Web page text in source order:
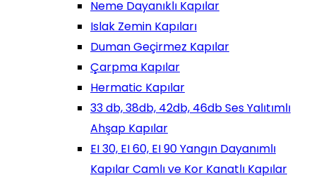
Neme Dayanıklı Kapılar
Islak Zemin Kapıları
Duman Geçirmez Kapılar
Çarpma Kapılar
Hermatic Kapılar
33 db, 38db, 42db, 46db Ses Yalıtımlı
Ahşap Kapılar
EI 30, EI 60, EI 90 Yangın Dayanımlı
Kapılar Camlı ve Kor Kanatlı Kapılar